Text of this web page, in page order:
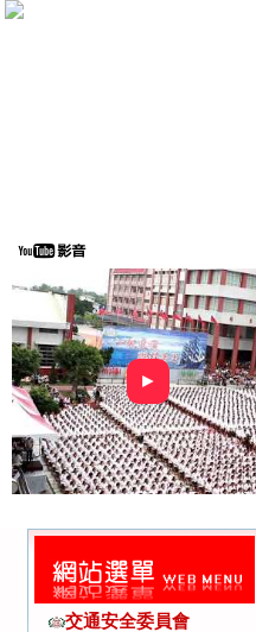
►
交通安全委員會